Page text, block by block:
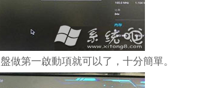
第一啟動項就可以了，十分簡單。